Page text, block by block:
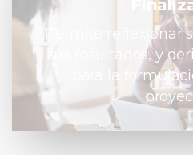
Permite reflexionar
sus resultados, y
para la